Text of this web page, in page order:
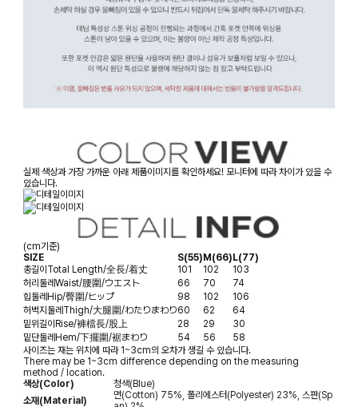
실제 색상과 가장 가까운 아래 제품이미지를 확인하세요! 모니터에 따라 차이가 있을 수
있습니다.
(cm기준)
SIZE
S(55) M(66) L(77)
총길이 Total Length/全長/着丈 101 102
103
허리둘레 Waist/腰圍/ウエスト 66 70
74
힙둘레 Hip/臀圍/ヒップ 98 102
106
허벅지둘레 Thigh/大腿圍/わたりまわり60 62
64
밑위길이 Rise/褲檔長/股上 28 29
30
밑단둘레 Hem/下擺圍/裾まわり 54 56
58
사이즈는 재는 위치에 따라 1~3cm의 오차가 생길 수 있습니다.
There may be 1~3cm difference depending on the measuring
method / location.
색상(Color)
청색(Blue)
소재(Material)
면(Cotton) 75%, 폴리에스터(Polyester) 23%, 스판(Sp